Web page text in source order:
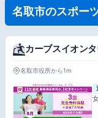
名取市のスポー
カーブスイオン
名取市役所から1m